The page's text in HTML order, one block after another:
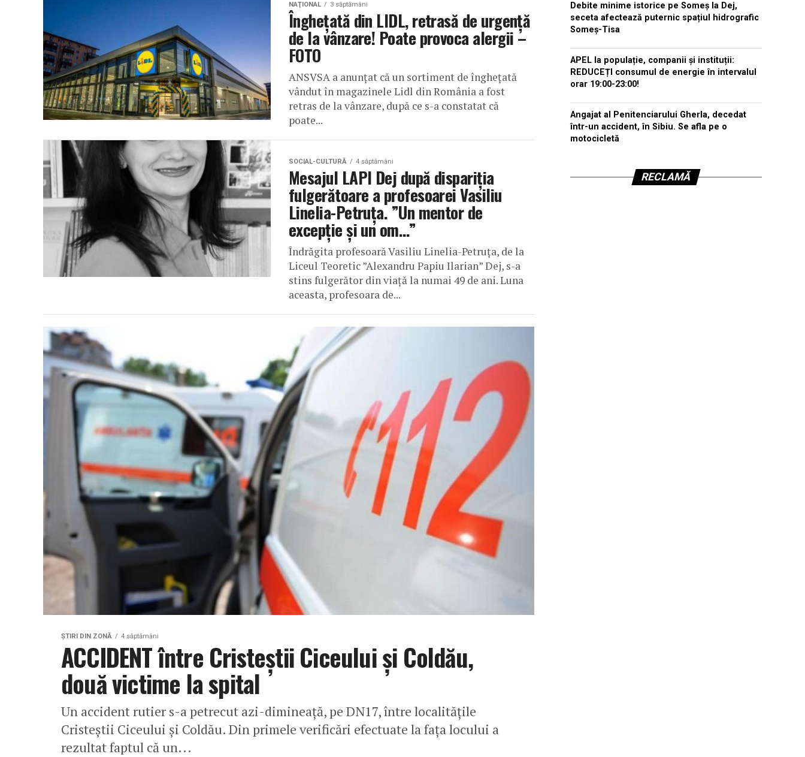
NAŢIONAL 3 săptămâni
Înghețată din LIDL, retrasă de urgență
de la vânzare! Poate provoca alergii –
FOTO
ANSVSA a anunțat că un sortiment de înghețată
vândut în magazinele Lidl din România a fost
retras de la vânzare, după ce s-a constatat că
poate...
SOCIAL-CULTURĂ 4 săptămâni
Mesajul LAPI Dej după dispariția
fulgerătoare a profesoarei Vasiliu
Linelia-Petruța. ”Un mentor de
excepție și un om…”
Îndrăgita profesoară Vasiliu Linelia-Petruța, de la
Liceul Teoretic ”Alexandru Papiu Ilarian” Dej, s-a
stins fulgerător din viață la numai 49 de ani. Luna
aceasta, profesoara de...
ŞTIRI DIN ZONĂ 4 săptămâni
ACCIDENT între Cristeștii Ciceului și Coldău,
două victime la spital
Un accident rutier s-a petrecut azi-dimineață, pe DN17, între localitățile
Cristeștii Ciceului și Coldău. Din primele verificări efectuate la fața locului a
rezultat faptul că un...
Debite minime istorice pe Someș la Dej,
seceta afectează puternic spațiul hidrografic
Someș-Tisa
APEL la populație, companii și instituții:
REDUCEȚI consumul de energie în intervalul
orar 19:00-23:00!
Angajat al Penitenciarului Gherla, decedat
într-un accident, în Sibiu. Se afla pe o
motocicletă
RECLAMĂ